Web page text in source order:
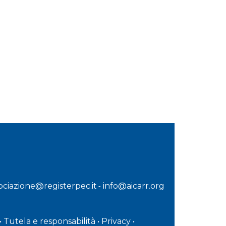
- info@aicarr.org
Tutela e responsabilità • Privacy •